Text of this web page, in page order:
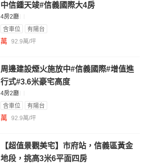
中信鍾天竣#信義國際大4房
4房2廳
含車位
有陽台
萬 92.9萬/坪
周邊建設煙火施放中#信義國際#增值進
行式#3.6米豪宅高度
4房2廳
含車位
有陽台
萬 92.9萬/坪
【超值景觀美宅】市府站，信義區黃金
地段，挑高3米6平面四房